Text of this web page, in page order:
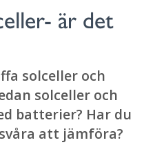
är det
solceller och
solceller och
batterier? Har du
att jämföra?